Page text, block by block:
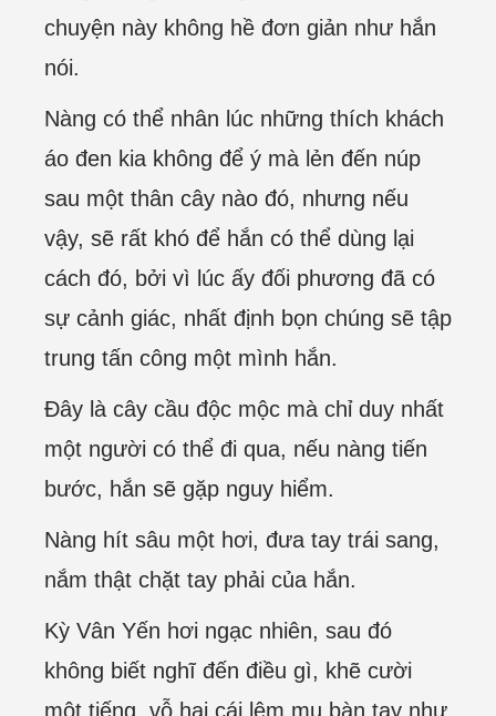
chuyện này không hề đơn giản như hắn
nói.
Nàng có thể nhân lúc những thích khách
áo đen kia không để ý mà lẻn đến núp
sau một thân cây nào đó, nhưng nếu
vậy, sẽ rất khó để hắn có thể dùng lại
cách đó, bởi vì lúc ấy đối phương đã có
sự cảnh giác, nhất định bọn chúng sẽ tập
trung tấn công một mình hắn.
Đây là cây cầu độc mộc mà chỉ duy nhất
một người có thể đi qua, nếu nàng tiến
bước, hắn sẽ gặp nguy hiểm.
Nàng hít sâu một hơi, đưa tay trái sang,
nắm thật chặt tay phải của hắn.
Kỳ Vân Yến hơi ngạc nhiên, sau đó
không biết nghĩ đến điều gì, khẽ cười
một tiếng, vỗ hai cái lêm mu bàn tay như